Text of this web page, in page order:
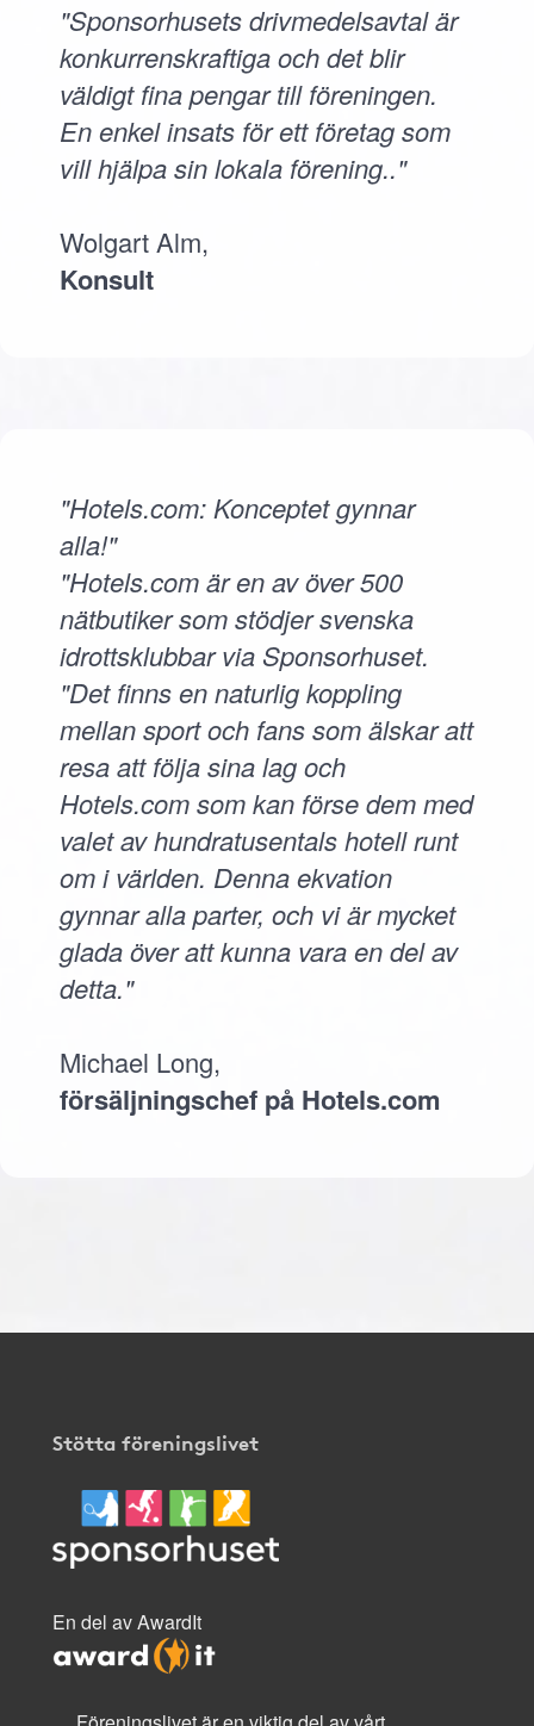
"Sponsorhusets drivmedelsavtal är
konkurrenskraftiga och det blir
väldigt fina pengar till föreningen.
En enkel insats för ett företag som
vill hjälpa sin lokala förening.."
Wolgart Alm,
Konsult
"Hotels.com: Konceptet gynnar
alla!"
"Hotels.com är en av över 500
nätbutiker som stödjer svenska
idrottsklubbar via Sponsorhuset.
"Det finns en naturlig koppling
mellan sport och fans som älskar att
resa att följa sina lag och
Hotels.com som kan förse dem med
valet av hundratusentals hotell runt
om i världen. Denna ekvation
gynnar alla parter, och vi är mycket
glada över att kunna vara en del av
detta."
Michael Long,
försäljningschef på Hotels.com
Stötta föreningslivet
En del av AwardIt